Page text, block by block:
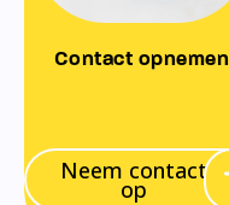
Contact opnemen
Neem contact
op